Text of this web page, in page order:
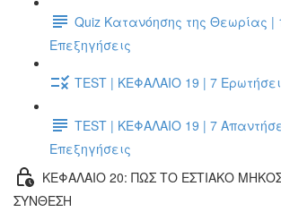
Quiz Κατανόησης της Θεωρίας |
Επεξηγήσεις
TEST | ΚΕΦΑΛΑΙΟ 19 | 7
TEST | ΚΕΦΑΛΑΙΟ 19 | 7
Επεξηγήσεις
ΚΕΦΑΛΑΙΟ 20: ΠΩΣ ΤΟ ΕΣΤΙΑΚΟ
ΣΥΝΘΕΣΗ